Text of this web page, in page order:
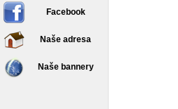
Facebook
Naše adresa
Naše bannery